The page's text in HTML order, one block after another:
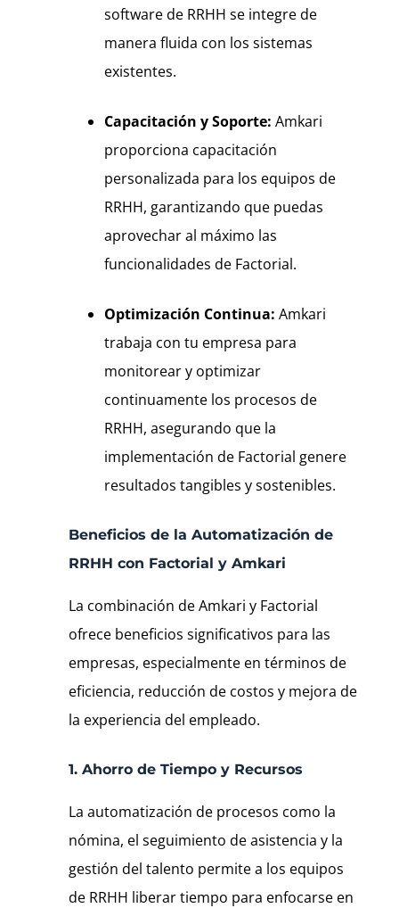
software de RRHH se integre de
manera fluida con los sistemas
existentes.
Capacitación y Soporte: Amkari
proporciona capacitación
personalizada para los equipos de
RRHH, garantizando que puedas
aprovechar al máximo las
funcionalidades de Factorial.
Optimización Continua: Amkari
trabaja con tu empresa para
monitorear y optimizar
continuamente los procesos de
RRHH, asegurando que la
implementación de Factorial genere
resultados tangibles y sostenibles.
Beneficios de la Automatización de
RRHH con Factorial y Amkari
La combinación de Amkari y Factorial
ofrece beneficios significativos para las
empresas, especialmente en términos de
eficiencia, reducción de costos y mejora de
la experiencia del empleado.
1. Ahorro de Tiempo y Recursos
La automatización de procesos como la
nómina, el seguimiento de asistencia y la
gestión del talento permite a los equipos
de RRHH liberar tiempo para enfocarse en